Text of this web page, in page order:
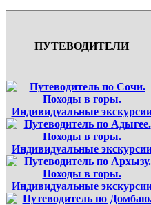
ПУТЕВОДИТЕЛИ